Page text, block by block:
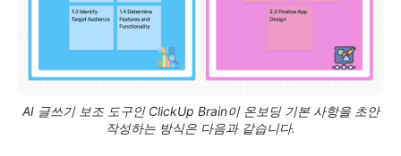
AI 글쓰기 보조 도구인 ClickUp Brain이 온보딩 기본 사항을 초안
작성하는 방식은 다음과 같습니다.